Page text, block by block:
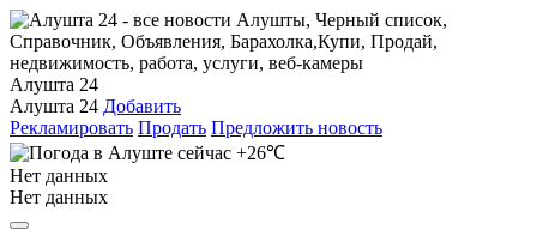
Алушта 24
Алушта 24 Добавить
Рекламировать Продать Предложить новость
+26℃
Нет данных
Нет данных